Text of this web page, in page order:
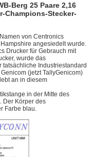
Berg 25 Paare 2,16
Champions-Stecker-
von Centronics
angesiedelt wurde.
Drucker für Gebrauch mit
wurde das
tatsächliche Industriestandard
(jetzt TallyGenicom)
an in diesem
in der Mitte des
Der Körper des
Farbe blau.